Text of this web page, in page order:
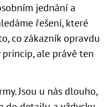
jednání a
řešení, které
co zákazník opravdu
ale právě ten
Jsou u nás dlouho,